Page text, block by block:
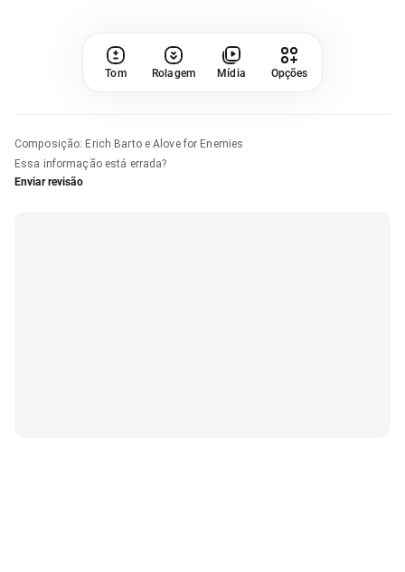
Tom Rolagem Mídia Opções
Composição: Erich Barto e Alove for Enemies
Essa informação está errada?
Enviar revisão